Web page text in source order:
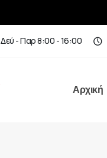
Δεύ - Παρ 8:00 - 16:00
Αρχική